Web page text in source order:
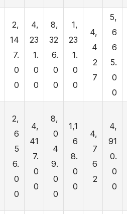
2,
14
7.
0
0
4,
23
1.
0
0
8,
32
6.
0
0
1,
23
1.
0
0
4,
4
2
7
5,
6
6
5.
0
0
2,
6
5
6.
0
0
4,
41
7.
0
0
8,
0
4
9.
0
0
1,1
6
8.
0
0
4,
7
6
2
4,
91
0.
0
0